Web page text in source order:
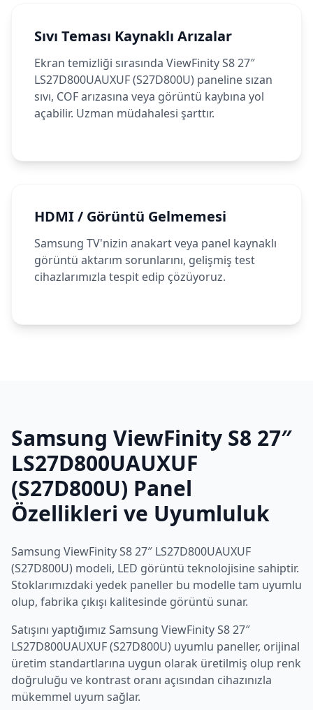
Sıvı Teması Kaynaklı Arızalar
Ekran temizliği sırasında ViewFinity S8 27″
LS27D800UAUXUF (S27D800U) paneline sızan
sıvı, COF arızasına veya görüntü kaybına yol
açabilir. Uzman müdahalesi şarttır.
HDMI / Görüntü Gelmemesi
Samsung TV'nizin anakart veya panel kaynaklı
görüntü aktarım sorunlarını, gelişmiş test
cihazlarımızla tespit edip çözüyoruz.
Samsung ViewFinity S8 27″
LS27D800UAUXUF
(S27D800U) Panel
Özellikleri ve Uyumluluk
Samsung ViewFinity S8 27″ LS27D800UAUXUF
(S27D800U) modeli, LED görüntü teknolojisine sahiptir.
Stoklarımızdaki yedek paneller bu modelle tam uyumlu
olup, fabrika çıkışı kalitesinde görüntü sunar.
Satışını yaptığımız Samsung ViewFinity S8 27″
LS27D800UAUXUF (S27D800U) uyumlu paneller, orijinal
üretim standartlarına uygun olarak üretilmiş olup renk
doğruluğu ve kontrast oranı açısından cihazınızla
mükemmel uyum sağlar.